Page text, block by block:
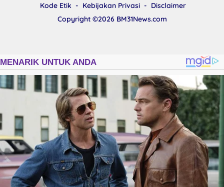
Kode Etik
Kebijakan Privasi
Disclaimer
Copyright ©2026 BM31News.com